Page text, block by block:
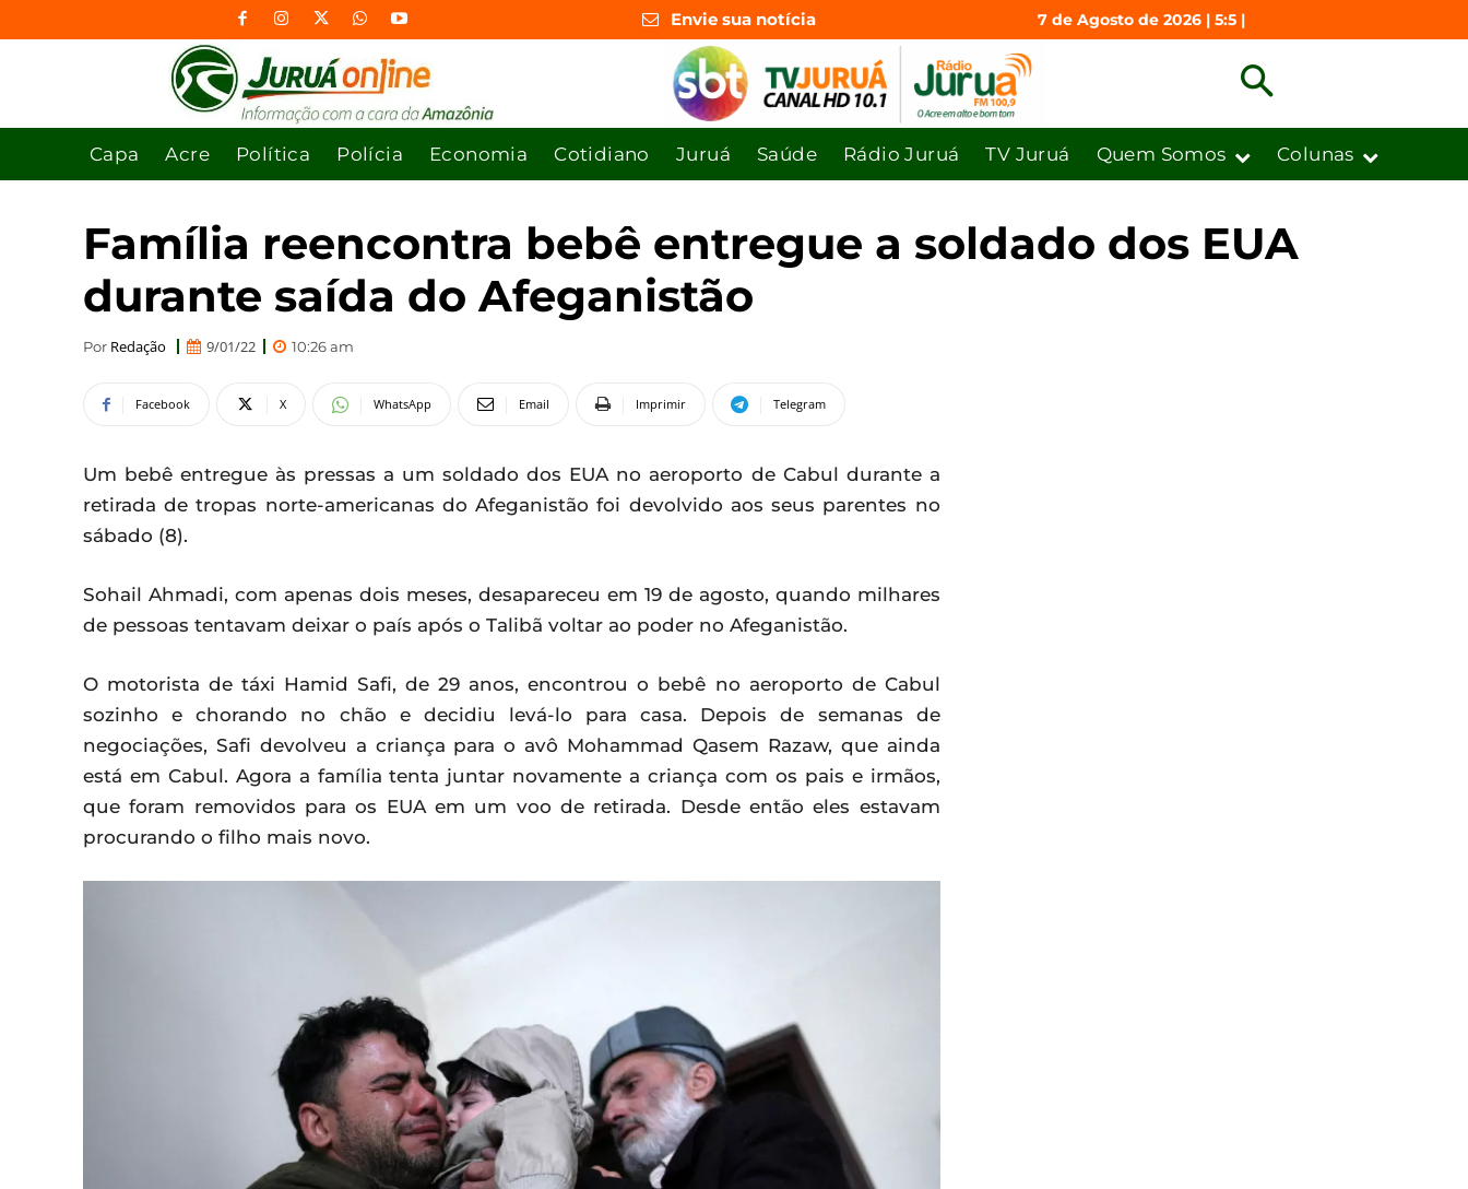
Envie sua notícia 7 de Agosto de 2026 | 5:5 |
Capa Acre Política Polícia Economia Cotidiano Juruá Saúde Rádio Juruá TV Juruá Quem Somos Colunas
Família reencontra bebê entregue a soldado dos EUA
durante saída do Afeganistão
Por Redação 9/01/22 10:26 am
Facebook X WhatsApp Email Imprimir Telegram
Um bebê entregue às pressas a um soldado dos EUA no aeroporto de Cabul durante a
retirada de tropas norte-americanas do Afeganistão foi devolvido aos seus parentes no
sábado (8).
Sohail Ahmadi, com apenas dois meses, desapareceu em 19 de agosto, quando milhares
de pessoas tentavam deixar o país após o Talibã voltar ao poder no Afeganistão.
O motorista de táxi Hamid Safi, de 29 anos, encontrou o bebê no aeroporto de Cabul
sozinho e chorando no chão e decidiu levá-lo para casa. Depois de semanas de
negociações, Safi devolveu a criança para o avô Mohammad Qasem Razaw, que ainda
está em Cabul. Agora a família tenta juntar novamente a criança com os pais e irmãos,
que foram removidos para os EUA em um voo de retirada. Desde então eles estavam
procurando o filho mais novo.